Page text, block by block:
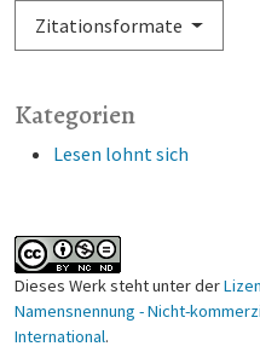
Kategorien
Lesen lohnt sich
Zitationsformate
Dieses Werk steht unter der
Namensnennung - Nicht-
International.